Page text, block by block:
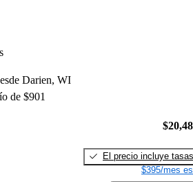
Darien, WI
de $901
El precio incluye tasas
$395/mes